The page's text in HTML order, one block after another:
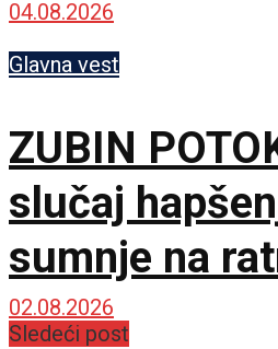
zajednicu
04.08.2026
Glavna vest
ZUBIN
slučaj
sumnje na
02.08.2026
Sledeći post